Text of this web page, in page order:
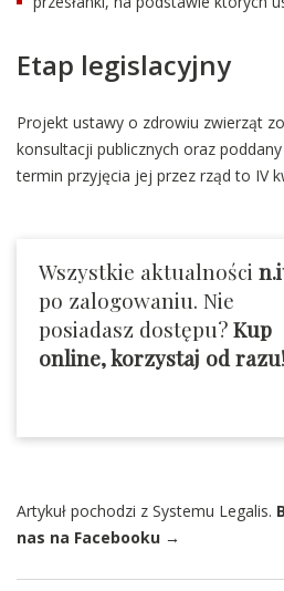
Etap legislacyjny
Projekt ustawy o zdrowiu zwierząt
konsultacji publicznych oraz
termin przyjęcia jej przez rząd to IV
Wszystkie aktualności
po zalogowaniu. Nie
posiadasz dostępu?Kup
online, korzystaj od razu!
Artykuł pochodzi z Systemu Legalis.
nas na Facebooku →